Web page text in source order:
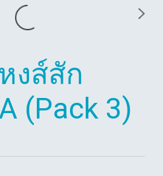
งส์สัก
(Pack 3)